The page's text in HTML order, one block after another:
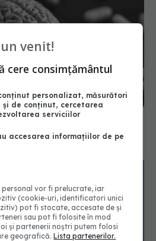
noilor terapii pentru
venit!
cere consimțământul
personalizat, măsurători
de conținut, cercetarea
serviciilor
accesarea informațiilor de pe
vor fi prelucrate, iar
(cookie-uri, identificatori unici
pot fi stocate, accesate de și
sau pot fi folosite în mod
și partenerii noștri putem folosi
geografică.Lista partenerilor.